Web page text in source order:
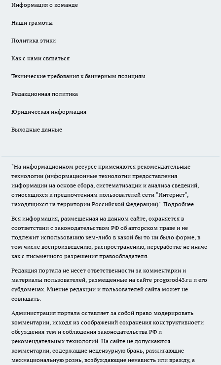
Информация о команде
Наши грамоты
Политика этики
Как с нами связаться
Технические требования к баннерным позициям
Редакционная политика
Юридическая информация
Выходные данные
"На информационном ресурсе применяются рекомендательные
технологии (информационные технологии предоставления
информации на основе сбора, систематизации и анализа сведений,
относящихся к предпочтениям пользователей сети "Интернет",
находящихся на территории Российской Федерации)". Подробнее
Вся информация, размещенная на данном сайте, охраняется в
соответствии с законодательством РФ об авторском праве и не
подлежит использованию кем-либо в какой бы то ни было форме, в
том числе воспроизведению, распространению, переработке не иначе
как с письменного разрешения правообладателя.
Редакция портала не несет ответственности за комментарии и
материалы пользователей, размещенные на сайте progorod43.ru и его
субдоменах. Мнение редакции и пользователей сайта может не
совпадать.
Администрация портала оставляет за собой право модерировать
комментарии, исходя из соображений сохранения конструктивности
обсуждения тем и соблюдения законодательства РФ и
рекомендательных технологий. На сайте не допускаются
комментарии, содержащие нецензурную брань, разжигающие
межнациональную рознь, возбуждающие ненависть или вражду, а